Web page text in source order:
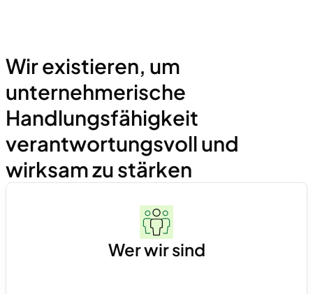
Wir existieren, um
unternehmerische
Handlungsfähigkeit
verantwortungsvoll und
wirksam zu stärken
Wer wir sind